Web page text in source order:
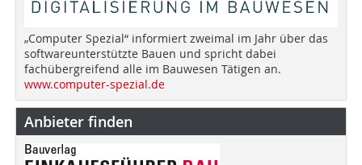
„Computer Spezial“ informiert zweimal im Jahr über das
softwareunterstützte Bauen und spricht dabei
fachübergreifend alle im Bauwesen Tätigen an.
www.computer-spezial.de
Anbieter finden